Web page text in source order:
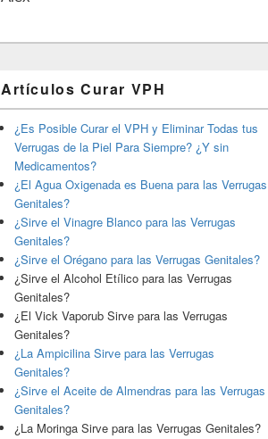
Artículos Curar VPH
¿Es Posible Curar el VPH y Eliminar Todas tus
Verrugas de la Piel Para Siempre? ¿Y sin
Medicamentos?
¿El Agua Oxigenada es Buena para las Verrugas
Genitales?
¿Sirve el Vinagre Blanco para las Verrugas
Genitales?
¿Sirve el Orégano para las Verrugas Genitales?
¿Sirve el Alcohol Etílico para las Verrugas
Genitales?
¿El Vick Vaporub Sirve para las Verrugas
Genitales?
¿La Ampicilina Sirve para las Verrugas
Genitales?
¿Sirve el Aceite de Almendras para las Verrugas
Genitales?
¿La Moringa Sirve para las Verrugas Genitales?